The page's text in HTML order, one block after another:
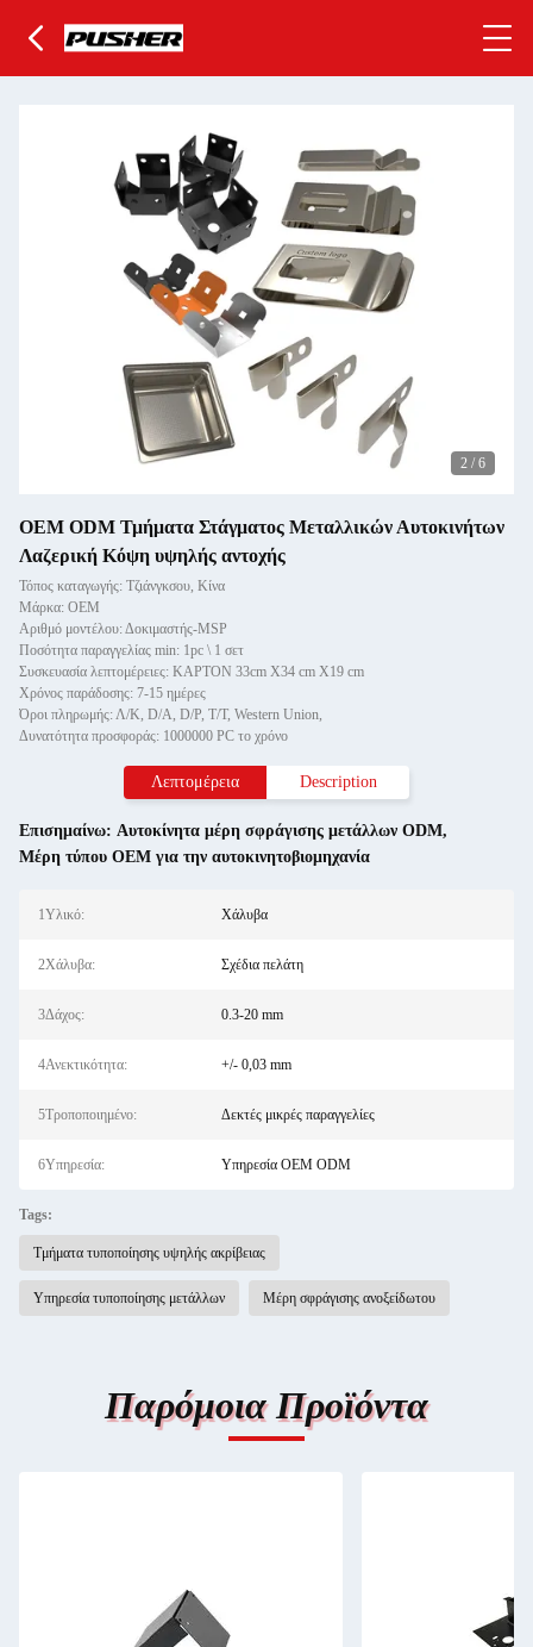
2 / 6
OEM ODM Τμήματα Στάγματος Μεταλλικών Αυτοκινήτων
Λαζερική Κόψη υψηλής αντοχής
Τόπος καταγωγής: Τζιάνγκσου, Κίνα
Μάρκα: OEM
Αριθμό μοντέλου: Δοκιμαστής-MSP
Ποσότητα παραγγελίας min: 1pc \ 1 σετ
Συσκευασία λεπτομέρειες: ΚΑΡΤΟΝ 33cm X34 cm X19 cm
Χρόνος παράδοσης: 7-15 ημέρες
Όροι πληρωμής: Λ/Κ, D/A, D/P, T/T, Western Union,
Δυνατότητα προσφοράς: 1000000 PC το χρόνο
Λεπτομέρεια Description
Επισημαίνω: Αυτοκίνητα μέρη σφράγισης μετάλλων ODM,
Μέρη τύπου OEM για την αυτοκινητοβιομηχανία
1Υλικό: Χάλυβα
2Χάλυβα: Σχέδια πελάτη
3Δάχος: 0.3-20 mm
4Ανεκτικότητα: +/- 0,03 mm
5Τροποποιημένο: Δεκτές μικρές παραγγελίες
6Υπηρεσία: Υπηρεσία OEM ODM
Tags:
Τμήματα τυποποίησης υψηλής ακρίβειας
Υπηρεσία τυποποίησης μετάλλων Μέρη σφράγισης ανοξείδωτου
Παρόμοια Προϊόντα